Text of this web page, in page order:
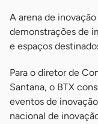
A arena de
demonstrações de
e espaços
Para o diretor de
Santana, o BTX
eventos de
nacional de